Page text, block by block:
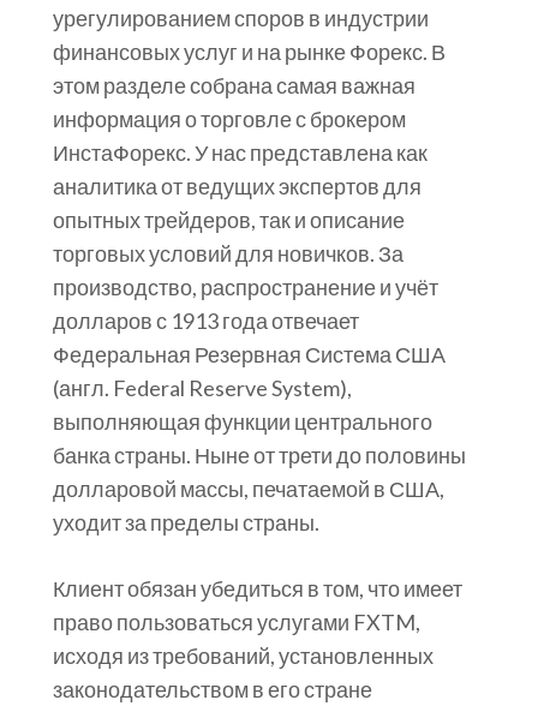
урегулированием споров в индустрии
финансовых услуг и на рынке Форекс. В
этом разделе собрана самая важная
информация о торговле с брокером
ИнстаФорекс. У нас представлена как
аналитика от ведущих экспертов для
опытных трейдеров, так и описание
торговых условий для новичков. За
производство, распространение и учёт
долларов с 1913 года отвечает
Федеральная Резервная Система США
(англ. Federal Reserve System),
выполняющая функции центрального
банка страны. Ныне от трети до половины
долларовой массы, печатаемой в США,
уходит за пределы страны.
Клиент обязан убедиться в том, что имеет
право пользоваться услугами FXTM,
исходя из требований, установленных
законодательством в его стране